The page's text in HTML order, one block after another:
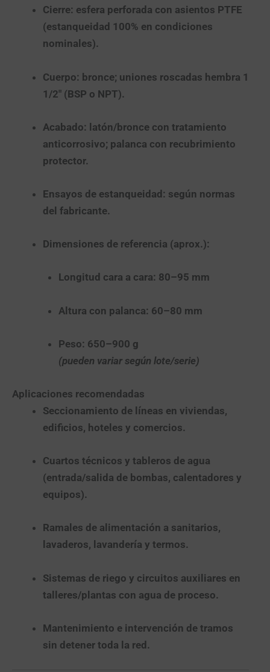
Cierre: esfera perforada con asientos PTFE
(estanqueidad 100% en condiciones
nominales).
Cuerpo: bronce; uniones roscadas hembra 1
1/2″ (BSP o NPT).
Acabado: latón/bronce con tratamiento
anticorrosivo; palanca con recubrimiento
protector.
Ensayos de estanqueidad: según normas
del fabricante.
Dimensiones de referencia (aprox.):
Longitud cara a cara: 80–95 mm
Altura con palanca: 60–80 mm
Peso: 650–900 g
(pueden variar según lote/serie)
Aplicaciones recomendadas
Seccionamiento de líneas en viviendas,
edificios, hoteles y comercios.
Cuartos técnicos y tableros de agua
(entrada/salida de bombas, calentadores y
equipos).
Ramales de alimentación a sanitarios,
lavaderos, lavandería y termos.
Sistemas de riego y circuitos auxiliares en
talleres/plantas con agua de proceso.
Mantenimiento e intervención de tramos
sin detener toda la red.